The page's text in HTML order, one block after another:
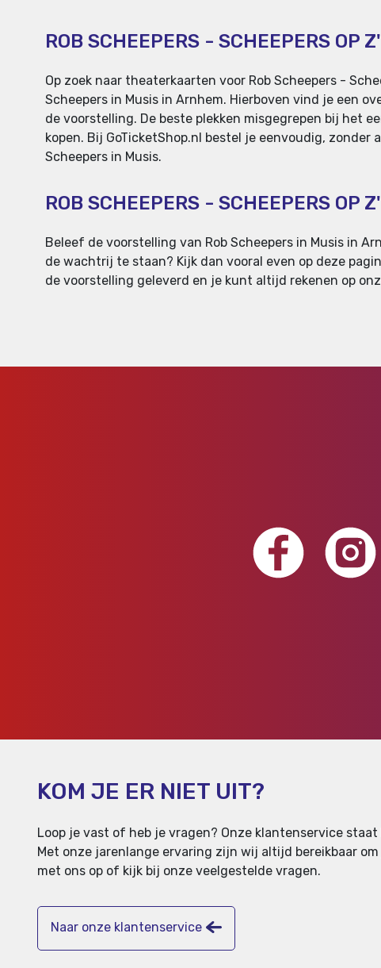
ROB SCHEEPERS - SCHEEPERS OP
Op zoek naar theaterkaarten voor Rob Scheepers -
Scheepers in Musis in Arnhem. Hierboven vind je een
de voorstelling. De beste plekken misgegrepen bij het
kopen. Bij GoTicketShop.nl bestel je eenvoudig,
Scheepers in Musis.
ROB SCHEEPERS - SCHEEPERS OP
Beleef de voorstelling van Rob Scheepers in Musis in
de wachtrij te staan? Kijk dan vooral even op deze
de voorstelling geleverd en je kunt altijd rekenen op
KOM JE ER NIET UIT?
Loop je vast of heb je vragen? Onze klantenservice staat
Met onze jarenlange ervaring zijn wij altijd bereikbaar
met ons op of kijk bij onze veelgestelde vragen.
Naar onze klantenservice